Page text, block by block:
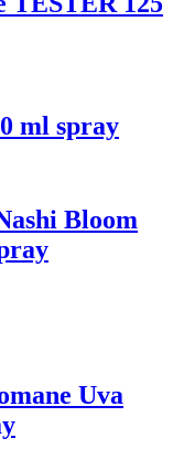
ml spray
Bloom
Uva